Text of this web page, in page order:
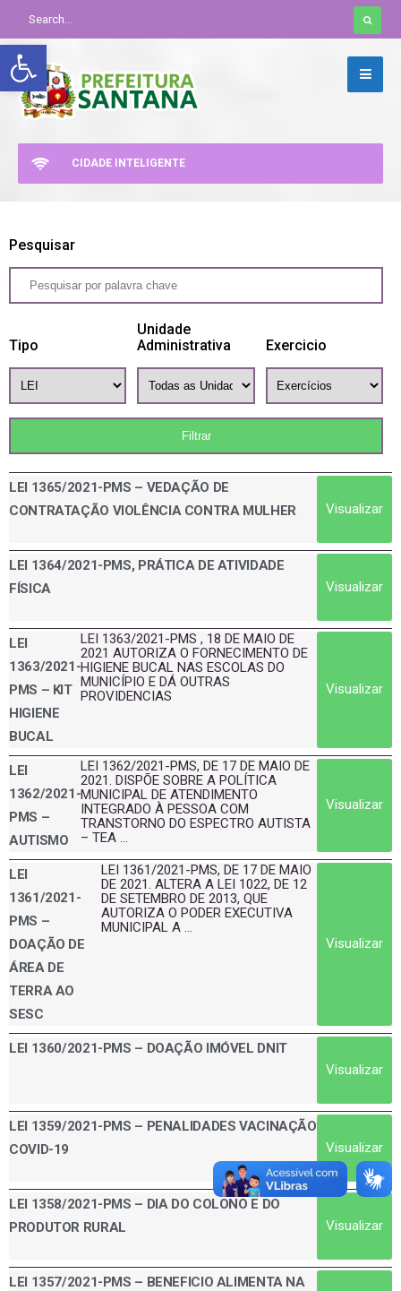
Abrir a barra de ferramentas
CIDADE INTELIGENTE
Pesquisar
Tipo
Unidade
Administrativa
Exercicio
LEI 1365/2021-PMS – VEDAÇÃO DE
CONTRATAÇÃO VIOLÊNCIA CONTRA MULHER
Visualizar
LEI 1364/2021-PMS, PRÁTICA DE ATIVIDADE
FÍSICA
Visualizar
LEI
1363/2021-
PMS – KIT
HIGIENE
BUCAL
LEI 1363/2021-PMS , 18 DE MAIO DE
2021 AUTORIZA O FORNECIMENTO DE
HIGIENE BUCAL NAS ESCOLAS DO
MUNICÍPIO E DÁ OUTRAS
PROVIDENCIAS
Visualizar
LEI
1362/2021-
PMS –
AUTISMO
LEI 1362/2021-PMS, DE 17 DE MAIO DE
2021. DISPÕE SOBRE A POLÍTICA
MUNICIPAL DE ATENDIMENTO
INTEGRADO À PESSOA COM
TRANSTORNO DO ESPECTRO AUTISTA
– TEA ...
Visualizar
LEI
1361/2021-
PMS –
DOAÇÃO DE
ÁREA DE
TERRA AO
SESC
LEI 1361/2021-PMS, DE 17 DE MAIO
DE 2021. ALTERA A LEI 1022, DE 12
DE SETEMBRO DE 2013, QUE
AUTORIZA O PODER EXECUTIVA
MUNICIPAL A ...
Visualizar
LEI 1360/2021-PMS – DOAÇÃO IMÓVEL DNIT
Visualizar
LEI 1359/2021-PMS – PENALIDADES VACINAÇÃO
COVID-19
Visualizar
LEI 1358/2021-PMS – DIA DO COLONO E DO
PRODUTOR RURAL
Visualizar
LEI 1357/2021-PMS – BENEFICIO ALIMENTA NA